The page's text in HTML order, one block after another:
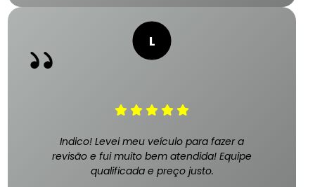
Indico! Levei meu veículo para fazer a
revisão e fui muito bem atendida! Equipe
qualificada e preço justo.